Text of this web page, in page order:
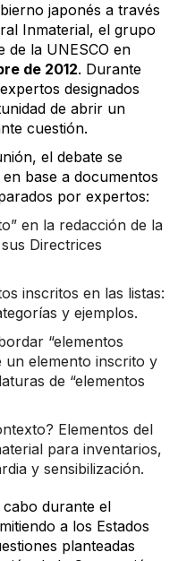
japonés a través
Inmaterial, el grupo
de la UNESCO en
de 2012. Durante
designados
de abrir un
cuestión.
el debate se
en base a documentos
por expertos:
en la redacción de la
Directrices
inscritos en las listas:
y ejemplos.
“elementos
un elemento inscrito y
de “elementos
Elementos del
para inventarios,
y sensibilización.
durante el
a los Estados
planteadas